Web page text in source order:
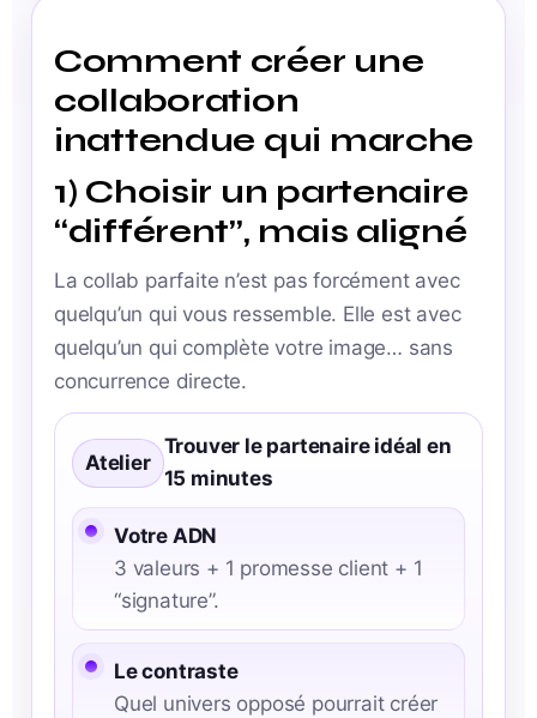
Comment créer une
collaboration
inattendue qui marche
1) Choisir un partenaire
“différent”, mais aligné
La collab parfaite n’est pas forcément avec
quelqu’un qui vous ressemble. Elle est avec
quelqu’un qui complète votre image… sans
concurrence directe.
Atelier
Trouver le partenaire idéal en
15 minutes
Votre ADN
3 valeurs + 1 promesse client + 1
“signature”.
Le contraste
Quel univers opposé pourrait créer